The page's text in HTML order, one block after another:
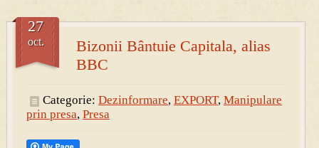
Bizonii Bântuie Capitala, alias
BBC
27
oct.
Categorie: Dezinformare, EXPORT, Manipulare
prin presa, Presa